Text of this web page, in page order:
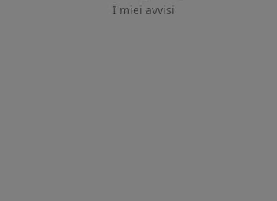
I miei avvisi